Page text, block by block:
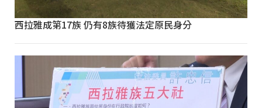
西拉雅成第17族 仍有8族待獲法定原民身分